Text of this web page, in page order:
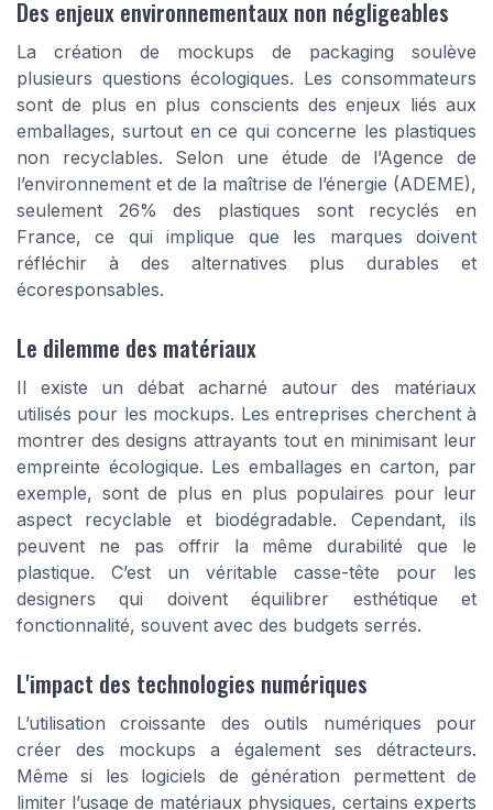
Des enjeux environnementaux non négligeables
La création de mockups de packaging soulève
plusieurs questions écologiques. Les consommateurs
sont de plus en plus conscients des enjeux liés aux
emballages, surtout en ce qui concerne les plastiques
non recyclables. Selon une étude de l’Agence de
l’environnement et de la maîtrise de l’énergie (ADEME),
seulement 26% des plastiques sont recyclés en
France, ce qui implique que les marques doivent
réfléchir à des alternatives plus durables et
écoresponsables.
Le dilemme des matériaux
Il existe un débat acharné autour des matériaux
utilisés pour les mockups. Les entreprises cherchent à
montrer des designs attrayants tout en minimisant leur
empreinte écologique. Les emballages en carton, par
exemple, sont de plus en plus populaires pour leur
aspect recyclable et biodégradable. Cependant, ils
peuvent ne pas offrir la même durabilité que le
plastique. C’est un véritable casse-tête pour les
designers qui doivent équilibrer esthétique et
fonctionnalité, souvent avec des budgets serrés.
L'impact des technologies numériques
L’utilisation croissante des outils numériques pour
créer des mockups a également ses détracteurs.
Même si les logiciels de génération permettent de
limiter l’usage de matériaux physiques, certains experts